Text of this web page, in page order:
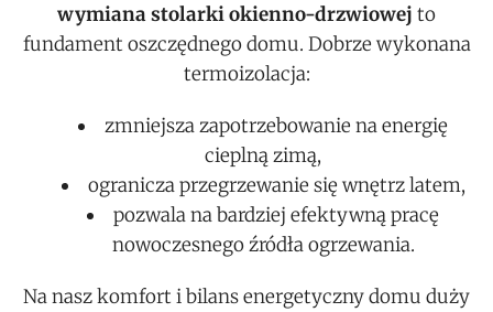
wymiana stolarki okienno-drzwiowej to
fundament oszczędnego domu. Dobrze wykonana
termoizolacja:
zmniejsza zapotrzebowanie na energię
cieplną zimą,
ogranicza przegrzewanie się wnętrz latem,
pozwala na bardziej efektywną pracę
nowoczesnego źródła ogrzewania.
Na nasz komfort i bilans energetyczny domu duży